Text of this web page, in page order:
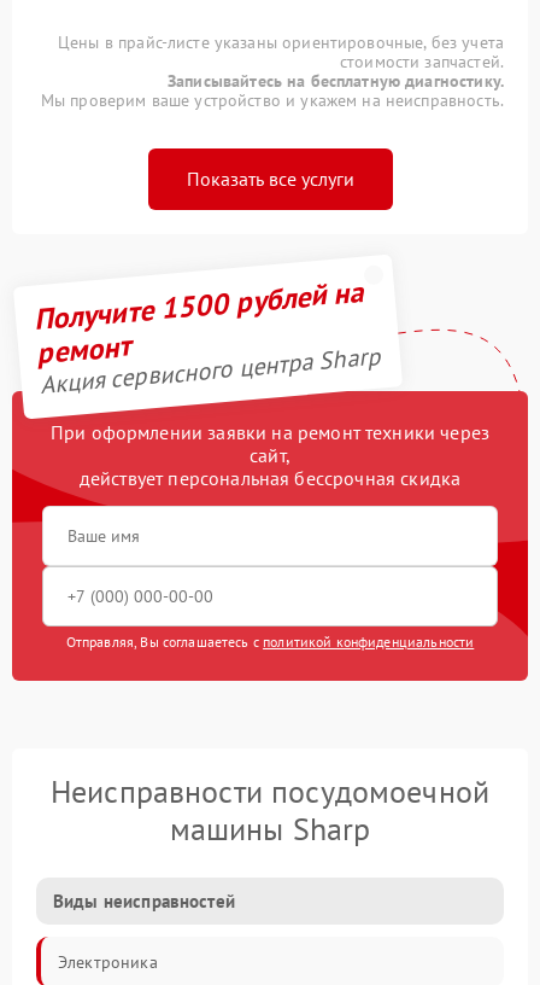
Цены в прайс-листе указаны ориентировочные, без учета
стоимости запчастей.
Записывайтесь на бесплатную диагностику.
Мы проверим ваше устройство и укажем на неисправность.
Показать все услуги
Получите 1500 рублей на
ремонт
Акция сервисного центра Sharp
При оформлении заявки на ремонт техники через
сайт,
действует персональная бессрочная скидка
Отправляя, Вы соглашаетесь с политикой конфиденциальности
Неисправности посудомоечной
машины Sharp
Виды неисправностей
Электроника